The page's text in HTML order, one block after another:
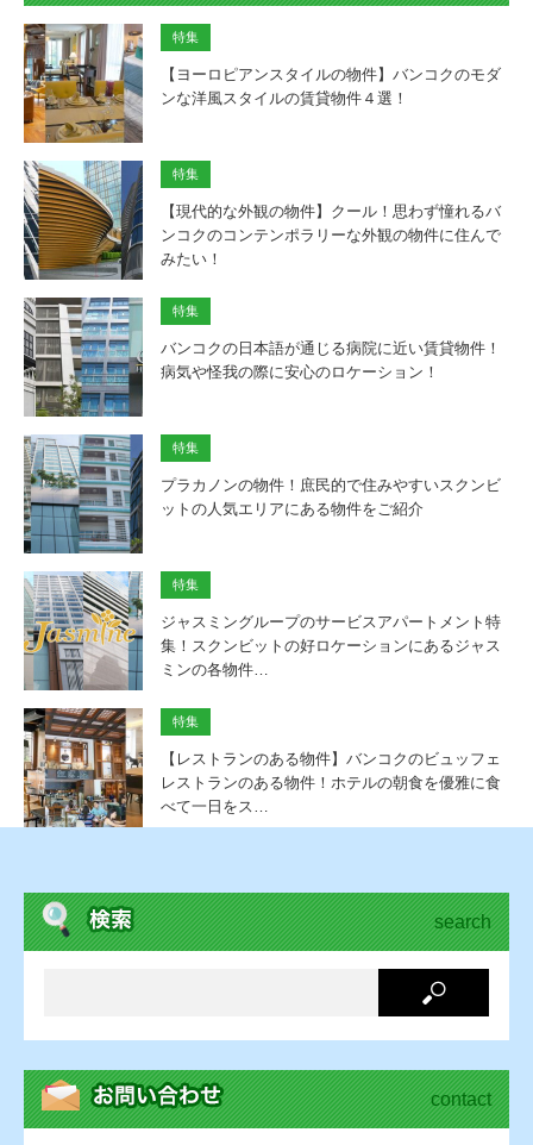
特集
【ヨーロピアンスタイルの物件】バンコクのモダ
ンな洋風スタイルの賃貸物件４選！
特集
【現代的な外観の物件】クール！思わず憧れるバ
ンコクのコンテンポラリーな外観の物件に住んで
みたい！
特集
バンコクの日本語が通じる病院に近い賃貸物件！
病気や怪我の際に安心のロケーション！
特集
プラカノンの物件！庶民的で住みやすいスクンビ
ットの人気エリアにある物件をご紹介
特集
ジャスミングループのサービスアパートメント特
集！スクンビットの好ロケーションにあるジャス
ミンの各物件…
特集
【レストランのある物件】バンコクのビュッフェ
レストランのある物件！ホテルの朝食を優雅に食
べて一日をス…
search
contact